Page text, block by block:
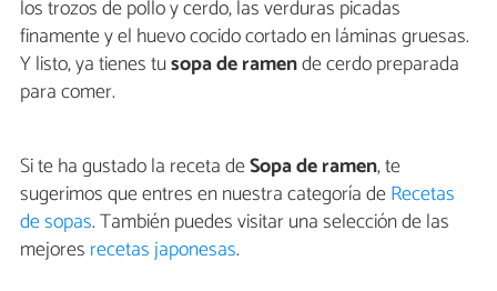
los trozos de pollo y cerdo, las verduras picadas
finamente y el huevo cocido cortado en láminas gruesas.
Y listo, ya tienes tusopa de ramende cerdo preparada
para comer.
Si te ha gustado la receta deSopa de ramen, te
sugerimos que entres en nuestra categoría deRecetas
de sopas. También puedes visitar una selección de las
mejores recetas japonesas.